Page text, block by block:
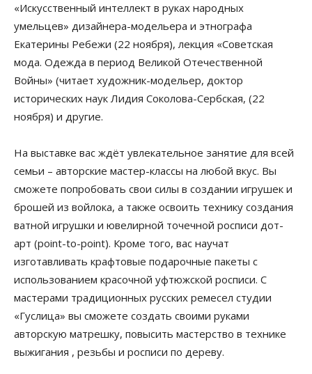
«Искусственный интеллект в руках народных
умельцев» дизайнера-модельера и этнографа
Екатерины Ребежи (22 ноября), лекция «Советская
мода. Одежда в период Великой Отечественной
Войны» (читает художник-модельер, доктор
исторических наук Лидия Соколова-Сербская, (22
ноября) и другие.
На выставке вас ждёт увлекательное занятие для всей
семьи – авторские мастер-классы на любой вкус. Вы
сможете попробовать свои силы в создании игрушек и
брошей из войлока, а также освоить технику создания
ватной игрушки и ювелирной точечной росписи дот-
арт (point-to-point). Кроме того, вас научат
изготавливать крафтовые подарочные пакеты с
использованием красочной уфтюжской росписи. С
мастерами традиционных русских ремесел студии
«Гуслица» вы сможете создать своими руками
авторскую матрешку, повысить мастерство в технике
выжигания , резьбы и росписи по дереву.